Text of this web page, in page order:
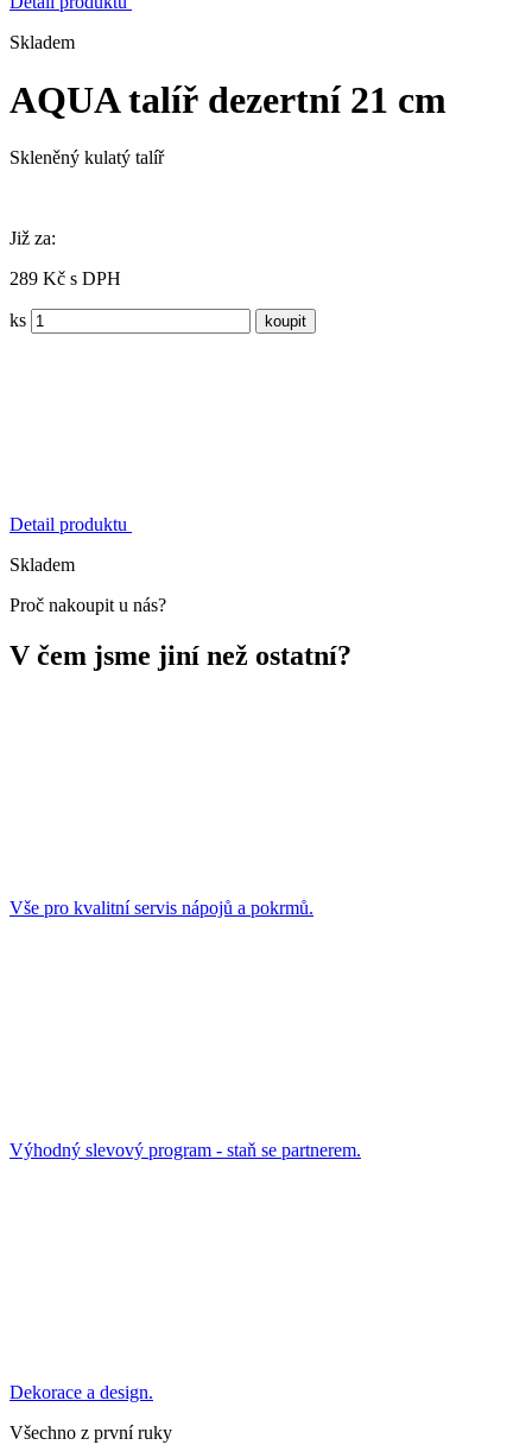
Skladem
AQUA talíř dezertní 21 cm
Skleněný kulatý talíř
Již za:
289 Kč s DPH
ks
Detail produktu
Skladem
Proč nakoupit u nás?
V čem jsme jiní než ostatní?
Vše pro kvalitní servis nápojů a pokrmů.
Výhodný slevový program - staň se partnerem.
Dekorace a design.
Všechno z první ruky